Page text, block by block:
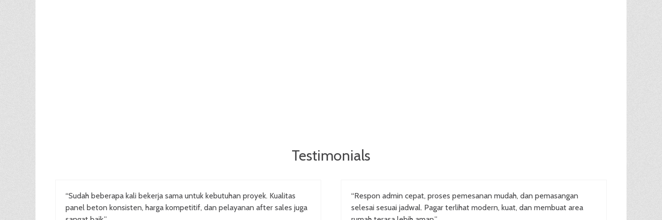
Testimonials
“Sudah beberapa kali bekerja sama untuk kebutuhan proyek. Kualitas
panel beton konsisten, harga kompetitif, dan pelayanan after sales juga
“Respon admin cepat, proses pemesanan mudah, dan pemasangan
selesai sesuai jadwal. Pagar terlihat modern, kuat, dan membuat area